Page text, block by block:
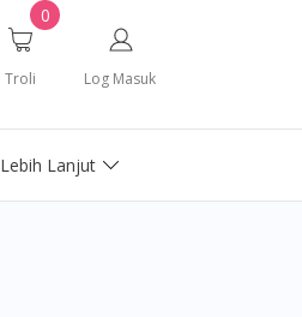
0
Troli Log Masuk
Lebih Lanjut